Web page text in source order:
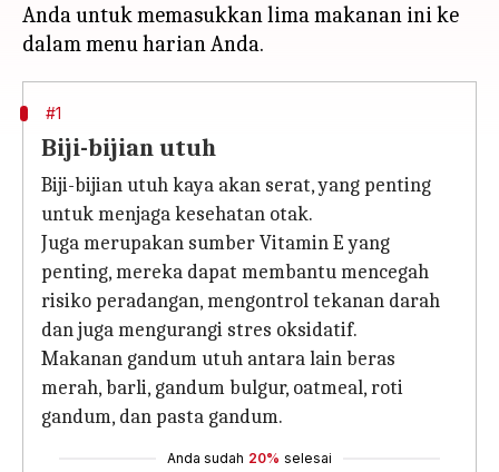
Anda untuk memasukkan lima makanan ini ke
#1
Biji-bijian utuh
Biji-bijian utuh kaya akan serat, yang penting
untuk menjaga kesehatan otak.
Juga merupakan sumber Vitamin E yang
penting, mereka dapat membantu mencegah
risiko peradangan, mengontrol tekanan darah
dan juga mengurangi stres oksidatif.
Makanan gandum utuh antara lain beras
merah, barli, gandum bulgur, oatmeal, roti
gandum, dan pasta gandum.
Anda sudah 20% selesai